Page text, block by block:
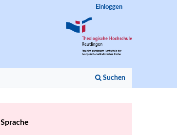
Suchen
Einloggen
Sprache